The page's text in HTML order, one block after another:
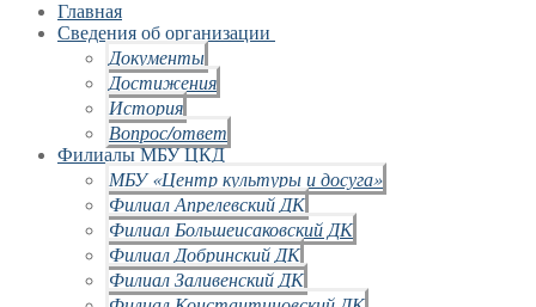
Главная
Сведения об организации
Документы
Достижения
История
Вопрос/ответ
Филиалы МБУ ЦКД
МБУ «Центр культуры и досуга»
Филиал Апрелевский ДК
Филиал Большеисаковский ДК
Филиал Добринский ДК
Филиал Заливенский ДК